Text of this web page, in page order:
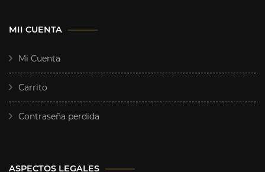
MII CUENTA
Mi Cuenta
Carrito
Contraseña perdida
ASPECTOS LEGALES